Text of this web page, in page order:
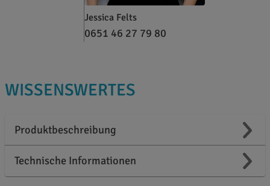
Jessica Felts
0651 46 27 79 80
WISSENSWERTES
Produktbeschreibung
Technische Informationen